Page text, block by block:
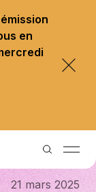
en
21 mars 2025